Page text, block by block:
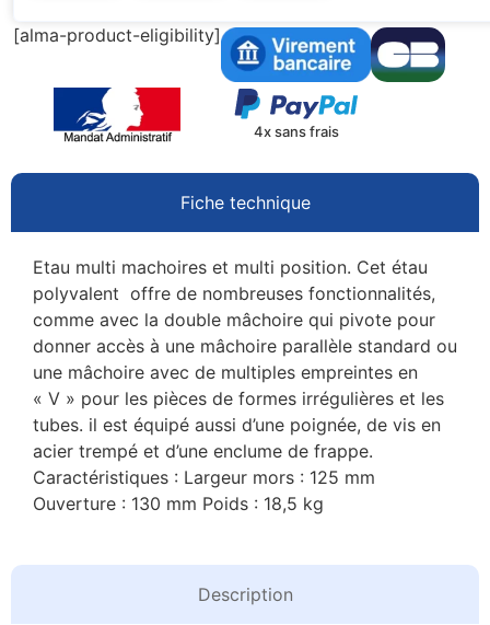
[alma-product-eligibility]
4x sans frais
Fiche technique
Description
Etau multi machoires et multi position. Cet étau
polyvalent offre de nombreuses fonctionnalités,
comme avec la double mâchoire qui pivote pour
donner accès à une mâchoire parallèle standard ou
une mâchoire avec de multiples empreintes en
« V » pour les pièces de formes irrégulières et les
tubes. il est équipé aussi d’une poignée, de vis en
acier trempé et d’une enclume de frappe.
Caractéristiques : Largeur mors : 125 mm
Ouverture : 130 mm Poids : 18,5 kg